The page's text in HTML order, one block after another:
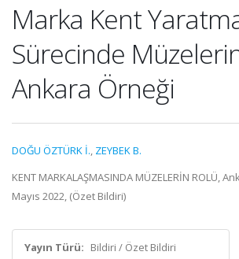
Marka Kent
Sürecinde
Ankara Örneği
DOĞU ÖZTÜRK İ., ZEYBEK B.
KENT MARKALAŞMASINDA MÜZELERİN ROLÜ,
Mayıs 2022, (Özet Bildiri)
Yayın Türü: Bildiri / Özet Bildiri